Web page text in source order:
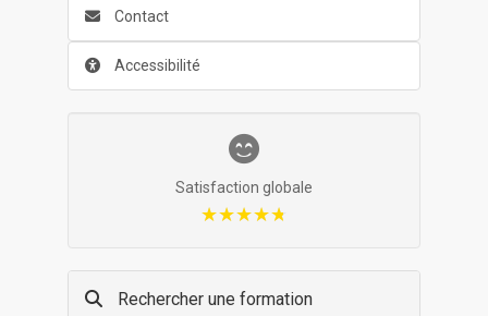
Contact
Accessibilité
Satisfaction globale
★★★★★
★★★★★
Rechercher une formation